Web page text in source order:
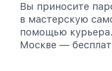
Вы приносите
в мастерскую
помощью
Москве —